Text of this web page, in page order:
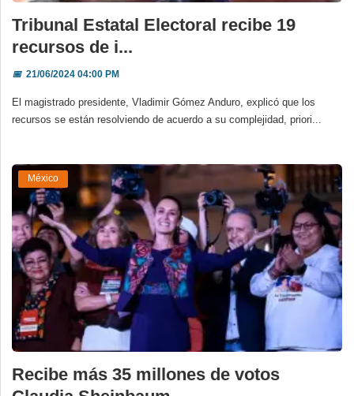
Tribunal Estatal Electoral recibe 19
recursos de i...
📅21/06/2024 04:00 PM
El magistrado presidente, Vladimir Gómez Anduro, explicó que los
recursos se están resolviendo de acuerdo a su complejidad, priori...
México
Recibe más 35 millones de votos